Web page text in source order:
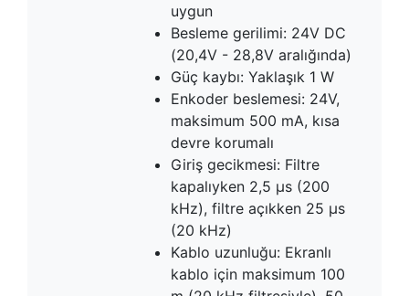
uygun
Besleme gerilimi: 24V DC
(20,4V - 28,8V aralığında)
Güç kaybı: Yaklaşık 1 W
Enkoder beslemesi: 24V,
maksimum 500 mA, kısa
devre korumalı
Giriş gecikmesi: Filtre
kapalıyken 2,5 µs (200
kHz), filtre açıkken 25 µs
(20 kHz)
Kablo uzunluğu: Ekranlı
kablo için maksimum 100